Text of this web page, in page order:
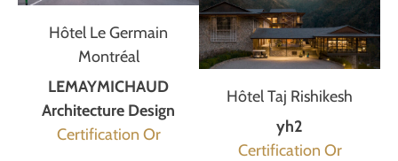
Hôtel Le Germain
Montréal
LEMAYMICHAUD
Architecture Design
Certification Or
Hôtel Taj Rishikesh
yh2
Certification Or